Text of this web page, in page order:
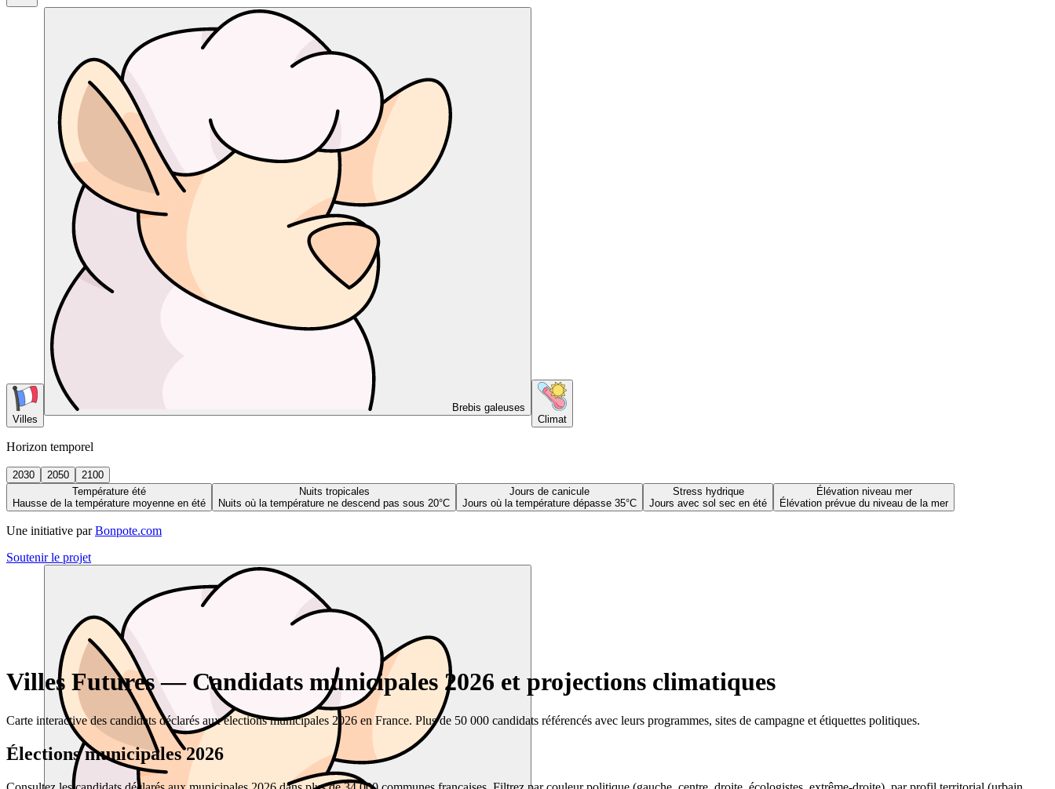
Villes
Brebis galeuses
Climat
Horizon temporel
2030 2050
2100
Température été
Hausse de la température moyenne en été
Nuits tropicales
Nuits où la température ne descend pas sous 20°C
Jours de canicule
Jours où la température dépasse 35°C
Stress hydrique
Jours avec sol sec en été
Élévation niveau mer
Élévation prévue du niveau de la mer
Une initiative par Bonpote.com
Soutenir le projet
Villes Futures — Candidats municipales 2026 et projections climatiques
Carte interactive des candidats déclarés aux élections municipales 2026 en France. Plus de 50 000 candidats référencés avec leurs programmes, sites de campagne et étiquettes politiques.
Élections municipales 2026